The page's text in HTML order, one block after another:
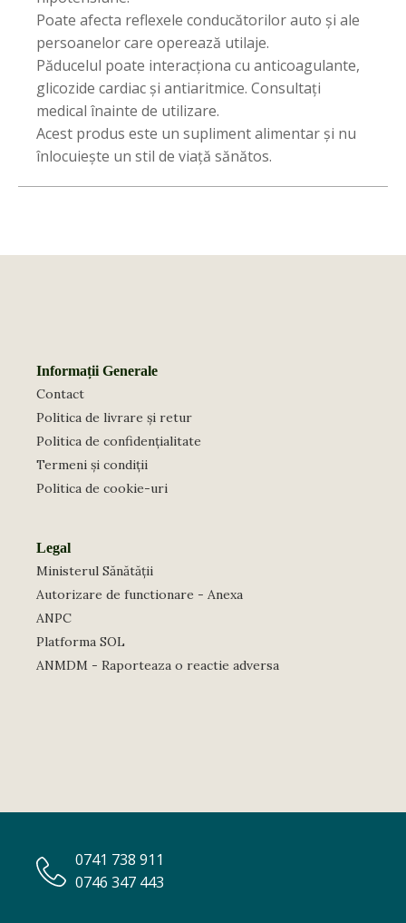
Poate afecta reflexele conducătorilor auto și ale
persoanelor care operează utilaje.
Păducelul poate interacționa cu anticoagulante,
glicozide cardiac și antiaritmice. Consultați
medical înainte de utilizare.
Acest produs este un supliment alimentar și nu
înlocuiește un stil de viață sănătos.
Informații Generale
Contact
Politica de livrare și retur
Politica de confidențialitate
Termeni și condiții
Politica de cookie-uri
Legal
Ministerul Sănătății
Autorizare de functionare - Anexa
ANPC
Platforma SOL
ANMDM - Raporteaza o reactie adversa
0741 738 911
0746 347 443